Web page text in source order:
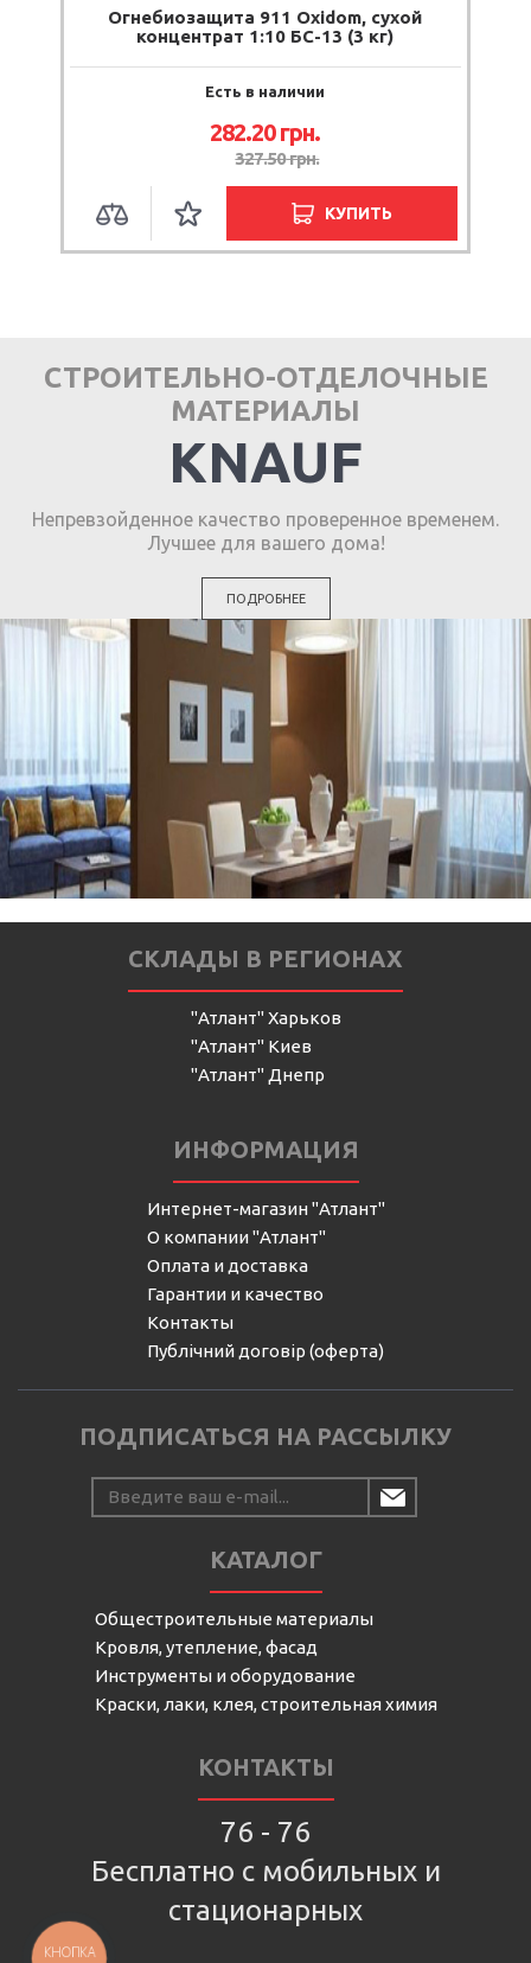
Огнебиозащита 911 Oxidom, сухой
концентрат 1:10 БС-13 (3 кг)
Есть в наличии
282.20грн.
327.50грн.
КУПИТЬ
СТРОИТЕЛЬНО-ОТДЕЛОЧНЫЕ
МАТЕРИАЛЫ
KNAUF
Непревзойденное качество проверенное временем.
Лучшее для вашего дома!
ПОДРОБНЕЕ
СКЛАДЫ В РЕГИОНАХ
"Атлант" Харьков
"Атлант" Киев
"Атлант" Днепр
ИНФОРМАЦИЯ
Интернет-магазин "Атлант"
О компании "Атлант"
Оплата и доставка
Гарантии и качество
Контакты
Публічний договір (оферта)
ПОДПИСАТЬСЯ НА РАССЫЛКУ
КАТАЛОГ
Общестроительные материалы
Кровля, утепление, фасад
Инструменты и оборудование
Краски, лаки, клея, строительная химия
КОНТАКТЫ
76 - 76
Бесплатно с мобильных и
стационарных
КНОПКА